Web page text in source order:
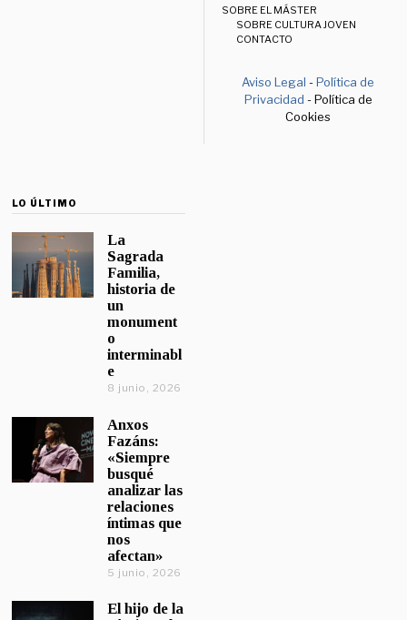
SOBRE EL MÁSTER
SOBRE CULTURA JOVEN
CONTACTO
Aviso Legal -Política de
Privacidad - Política de
Cookies
LO ÚLTIMO
La
Sagrada
Familia,
historia de
un
monument
o
interminabl
e
8 junio, 2026
Anxos
Fazáns:
«Siempre
busqué
analizar las
relaciones
íntimas que
nos
afectan»
5 junio, 2026
El hijo de la